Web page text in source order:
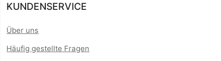
KUNDENSERVICE
Über uns
Häufig gestellte Fragen